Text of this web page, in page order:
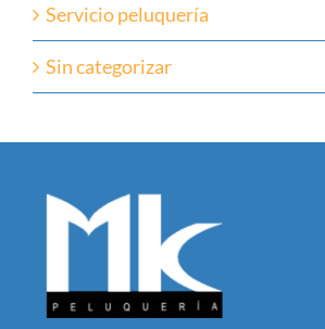
Servicio peluquería
Sin categorizar